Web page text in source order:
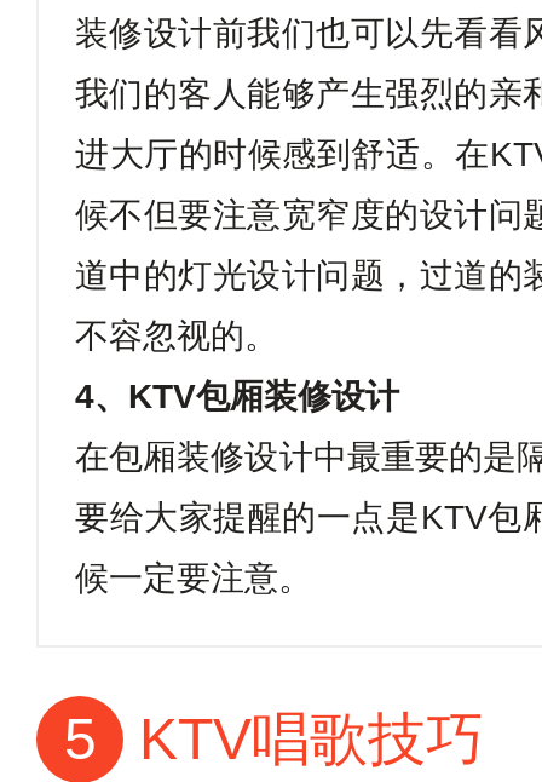
装修设计前我们也可以先看看
我们的客人能够产生强烈的亲
进大厅的时候感到舒适。在
候不但要注意宽窄度的设计问
道中的灯光设计问题，过道的
不容忽视的。
4、 KTV包厢装修设计
在包厢装修设计中最重要的是
要给大家提醒的一点是KTV包
候一定要注意。
5 KTV唱歌技巧